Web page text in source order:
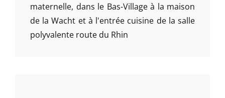
maternelle, dans le Bas-Village à la maison
de la Wacht et à l'entrée cuisine de la salle
polyvalente route du Rhin